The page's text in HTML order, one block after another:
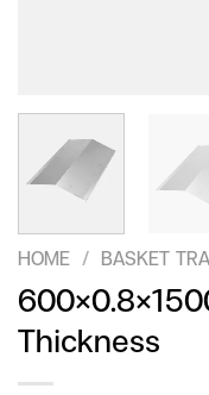
HOME / BASKET
Thickness